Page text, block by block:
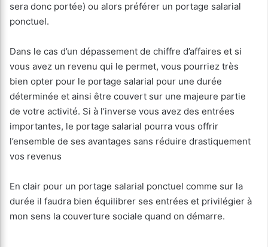
sera donc portée) ou alors préférer un portage salarial
ponctuel.
Dans le cas d’un dépassement de chiffre d’affaires et si
vous avez un revenu qui le permet, vous pourriez très
bien opter pour le portage salarial pour une durée
déterminée et ainsi être couvert sur une majeure partie
de votre activité. Si à l’inverse vous avez des entrées
importantes, le portage salarial pourra vous offrir
l’ensemble de ses avantages sans réduire drastiquement
vos revenus
En clair pour un portage salarial ponctuel comme sur la
durée il faudra bien équilibrer ses entrées et privilégier à
mon sens la couverture sociale quand on démarre.